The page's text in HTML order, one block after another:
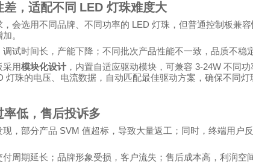
差，适配不同 LED 灯珠难度大
会选用不同品牌、不同功率的 LED 灯珠，但普通控制板兼
。
调试时间长，产能下降；不同批次产品性能不一致，品质不稳
采用模块化设计 ，内置自适应驱动模块，可兼容 3-24W 不同功
灯珠的电压、电流数据，自动匹配最佳驱动方案，确保不同灯
率低，售后投诉多
，部分产品 SVM 值超标，导致大量返工；同时，终端用户
付周期延长；品牌形象受损，客户流失；售后成本高，利润空